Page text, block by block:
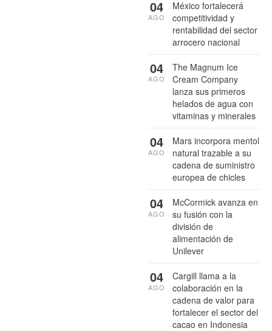
México fortalecerá
competitividad y
rentabilidad del sector
arrocero nacional
04
AGO
The Magnum Ice
Cream Company
lanza sus primeros
helados de agua con
vitaminas y minerales
04
AGO
Mars incorpora mentol
natural trazable a su
cadena de suministro
europea de chicles
04
AGO
McCormick avanza en
su fusión con la
división de
alimentación de
Unilever
04
AGO
Cargill llama a la
colaboración en la
cadena de valor para
fortalecer el sector del
cacao en Indonesia
04
AGO